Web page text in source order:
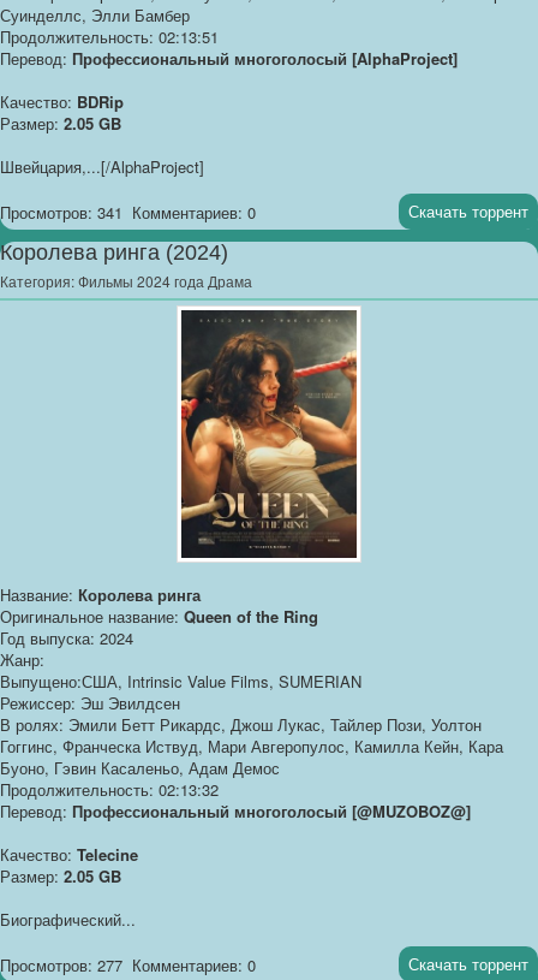
Суинделлс, Элли Бамбер
Продолжительность: 02:13:51
Перевод: Профессиональный многоголосый [AlphaProject]
Качество: BDRip
Размер: 2.05 GB
Швейцария,...[/AlphaProject]
Просмотров: 341 Комментариев: 0 Скачать торрент
Королева ринга (2024)
Категория:Фильмы 2024 года Драма
Название: Королева ринга
Оригинальное название: Queen of the Ring
Год выпуска: 2024
Жанр:
Выпущено:США, Intrinsic Value Films, SUMERIAN
Режиссер: Эш Эвилдсен
В ролях: Эмили Бетт Рикардс, Джош Лукас, Тайлер Пози, Уолтон
Гоггинс, Франческа Иствуд, Мари Авгеропулос, Камилла Кейн, Кара
Буоно, Гэвин Касаленьо, Адам Демос
Продолжительность: 02:13:32
Перевод: Профессиональный многоголосый [@MUZOBOZ@]
Качество: Telecine
Размер: 2.05 GB
Биографический...
Просмотров: 277 Комментариев: 0 Скачать торрент